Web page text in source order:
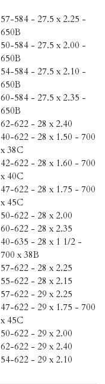
57-584 - 27.5 x 2.25 -
650B
50-584 - 27.5 x 2.00 -
650B
54-584 - 27.5 x 2.10 -
650B
60-584 - 27.5 x 2.35 -
650B
62-622 - 28 x 2.40
40-622 - 28 x 1.50 - 700
x 38C
42-622 - 28 x 1.60 - 700
x 40C
47-622 - 28 x 1.75 - 700
x 45C
50-622 - 28 x 2.00
60-622 - 28 x 2.35
40-635 - 28 x 1 1/2 -
700 x 38B
57-622 - 28 x 2.25
55-622 - 28 x 2.15
57-622 - 29 x 2.25
47-622 - 29 x 1.75 - 700
x 45C
50-622 - 29 x 2.00
62-622 - 29 x 2.40
54-622 - 29 x 2.10